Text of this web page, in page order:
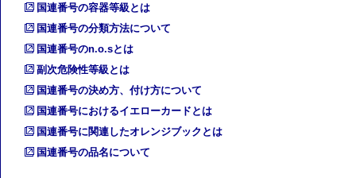
国連番号の容器等級とは
国連番号の分類方法について
国連番号のn.o.sとは
副次危険性等級とは
国連番号の決め方、付け方について
国連番号におけるイエローカードとは
国連番号に関連したオレンジブックとは
国連番号の品名について